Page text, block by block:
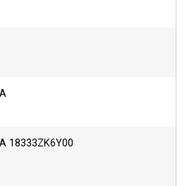
18333ZK6Y00